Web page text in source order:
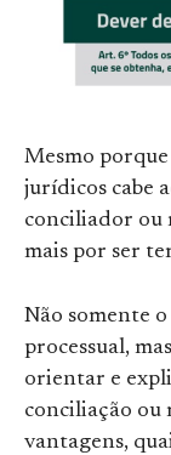
Mesmo
jurídicos cabe
conciliador ou
mais por ser
Não somente
processual,
orientar e
conciliação ou
vantagens,